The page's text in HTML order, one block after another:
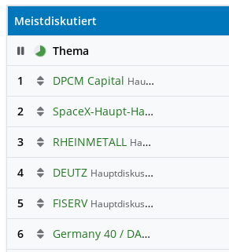
Meistdiskutiert
PauseThema
1
DPCM Capital Hauptdiskussion
2 SpaceX-Haupt-Hauptforum
3 RHEINMETALL Hauptdiskussion
4 DEUTZ Hauptdiskussion
5 FISERV Hauptdiskussion
6 Germany 40 / DAX Prognose